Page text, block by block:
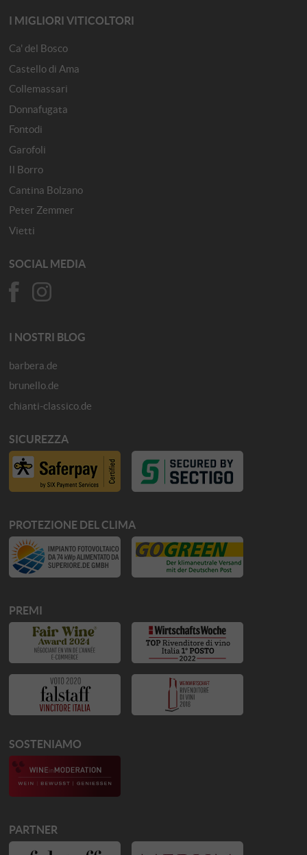
I MIGLIORI VITICOLTORI
Ca' del Bosco
Castello di Ama
Collemassari
Donnafugata
Fontodi
Garofoli
Il Borro
Cantina Bolzano
Peter Zemmer
Vietti
SOCIAL MEDIA
I NOSTRI BLOG
barbera.de
brunello.de
chianti-classico.de
SICUREZZA
PROTEZIONE DEL CLIMA
PREMI
SOSTENIAMO
PARTNER